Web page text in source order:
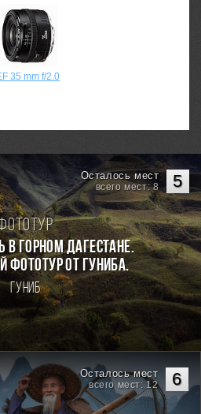
35 mm f/2.0
5
Осталось мест
всего мест: 8
в горном Дагестане.
фототур от Гуниба.
Гуниб
6
Осталось мест
всего мест: 12